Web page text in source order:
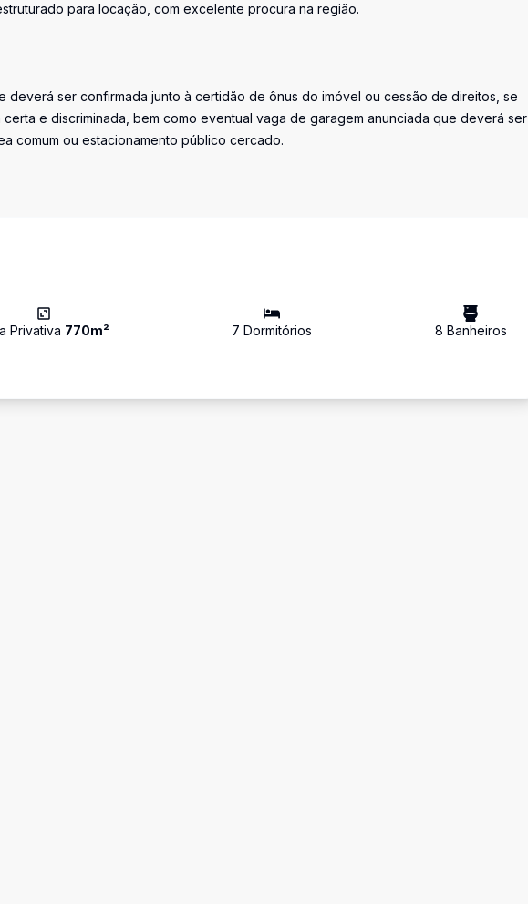
para locação, com excelente procura na região.
deverá ser confirmada junto à certidão de ônus do imóvel ou cessão de direitos, se
e discriminada, bem como eventual vaga de garagem anunciada que deverá ser
comum ou estacionamento público cercado.
Privativa 770m² 7 Dormitórios 8 Banheiros